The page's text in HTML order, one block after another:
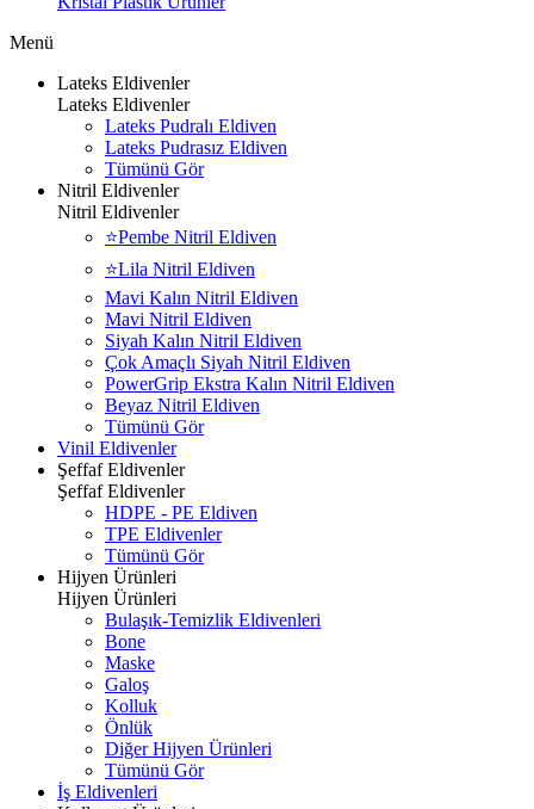
Menü
Lateks Eldivenler
Lateks Eldivenler
Lateks Pudralı Eldiven
Lateks Pudrasız Eldiven
Tümünü Gör
Nitril Eldivenler
Nitril Eldivenler
⭐Pembe Nitril Eldiven
⭐Lila Nitril Eldiven
Mavi Kalın Nitril Eldiven
Mavi Nitril Eldiven
Siyah Kalın Nitril Eldiven
Çok Amaçlı Siyah Nitril Eldiven
PowerGrip Ekstra Kalın Nitril Eldiven
Beyaz Nitril Eldiven
Tümünü Gör
Vinil Eldivenler
Şeffaf Eldivenler
Şeffaf Eldivenler
HDPE - PE Eldiven
TPE Eldivenler
Tümünü Gör
Hijyen Ürünleri
Hijyen Ürünleri
Bulaşık-Temizlik Eldivenleri
Bone
Maske
Galoş
Kolluk
Önlük
Diğer Hijyen Ürünleri
Tümünü Gör
İş Eldivenleri